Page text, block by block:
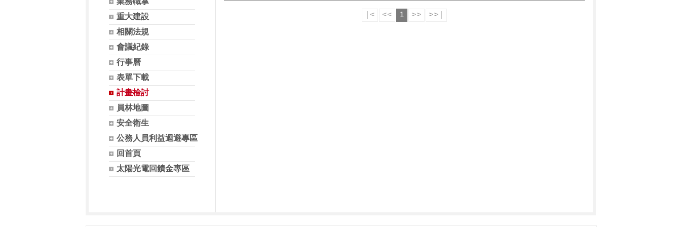
重大建設
相關法規
會議紀錄
行事曆
表單下載
計畫檢討
員林地圖
安全衛生
公務人員利益迴避專區
回首頁
太陽光電回饋金專區